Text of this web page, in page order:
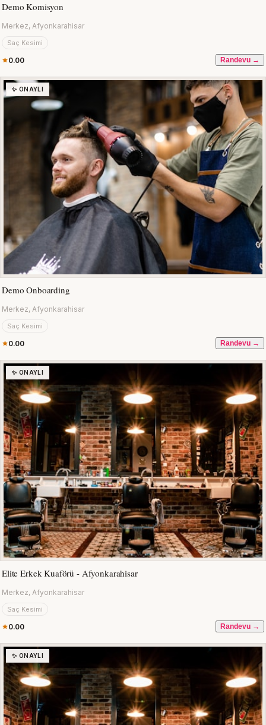
Demo Komisyon
Merkez, Afyonkarahisar
Saç Kesimi
0.00 Randevu →
✨ ONAYLI
Demo Onboarding
Merkez, Afyonkarahisar
Saç Kesimi
0.00 Randevu →
✨ ONAYLI
Elite Erkek Kuaförü - Afyonkarahisar
Merkez, Afyonkarahisar
Saç Kesimi
0.00 Randevu →
✨ ONAYLI